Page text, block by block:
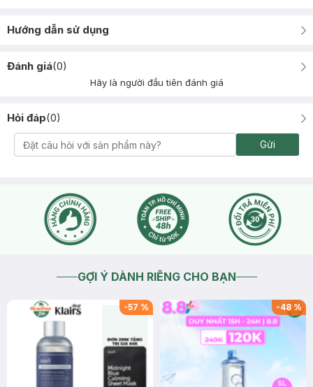
Hướng dẫn sử dụng
Đánh giá(0)
Hãy là người đầu tiên đánh giá
Hỏi đáp(0)
Gửi
GỢI Ý DÀNH RIÊNG CHO BẠN
-57 % -48%